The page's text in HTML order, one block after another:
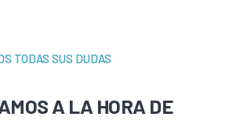
TODAS SUS DUDAS
A LA HORA DE